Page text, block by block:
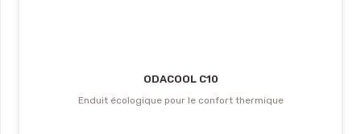
ODACOOL C10
Enduit écologique pour le confort thermique